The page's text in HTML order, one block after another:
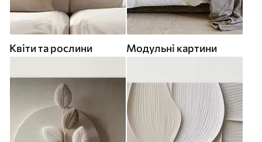
Квіти та рослини Модульні картини